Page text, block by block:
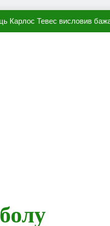
Карлос Тевес висловив